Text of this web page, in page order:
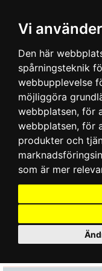
Vi
Den här
spårningsteknik
webbupplevelse
möjliggöra
webbplatsen, för
webbplatsen, för
produkter och
som är mer